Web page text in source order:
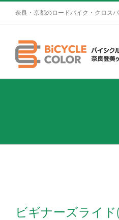
奈良・京都のロードバイク・クロス
ビギナーズライ